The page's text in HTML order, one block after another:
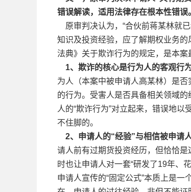
错误解读，适用法律存在根本性错误
原审判决认为，“合伙前蒋某林就
知识及投资经验，应了解期权业务
法典》关于欺诈行为的规定，是本案
1、欺诈的核心是行为人的客观行
为人（本案中被申请人高某林）是
的行为。受害人是否具备相关领域
人的“欺诈行为”对立起来，错误地
不住脚的。
2、申请人的“经验”与相信被申请
请人前有过期货投资经历，但恰恰
时也让申请人对一套“研发了19年、
申请人宣传的“固定公式”本质上是一